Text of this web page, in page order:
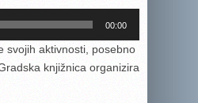
00:00
svojih aktivnosti, posebno
knjižnica organizira